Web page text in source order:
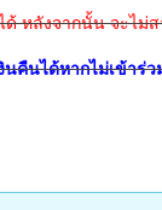
ด้ หลังจากนั้น จะไม่
นคืนได้หากไม่เข้าร่ว